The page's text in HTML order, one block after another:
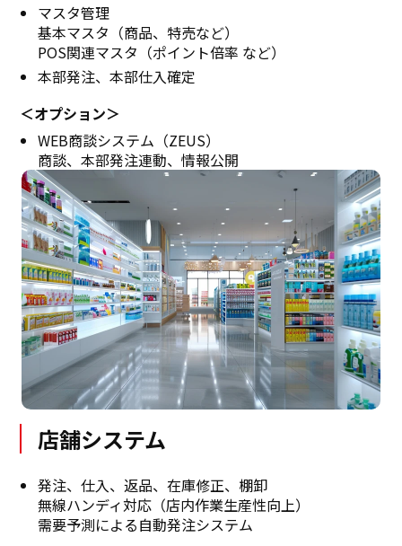
マスタ管理
基本マスタ（商品、特売など）
POS関連マスタ（ポイント倍率 など）
本部発注、本部仕入確定
＜オプション＞
WEB商談システム（ZEUS）
商談、本部発注連動、情報公開
店舗システム
発注、仕入、返品、在庫修正、棚卸
無線ハンディ対応（店内作業生産性向上）
需要予測による自動発注システム